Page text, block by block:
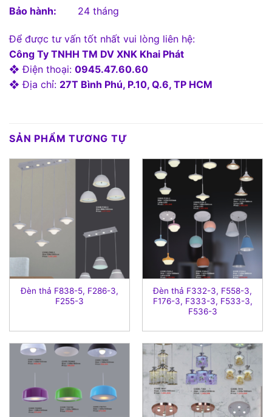
Bảo hành: 24 tháng
Để được tư vấn tốt nhất vui lòng liên hệ:
Công Ty TNHH TM DV XNK Khai Phát
❖ Điện thoại: 0945.47.60.60
❖ Địa chỉ: 27T Bình Phú, P.10, Q.6, TP HCM
SẢN PHẨM TƯƠNG TỰ
Đèn thả F838-5, F286-3,
F255-3
Đèn thả F332-3, F558-3,
F176-3, F333-3, F533-3,
F536-3